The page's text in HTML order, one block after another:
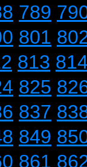
789
801
813
825
837
849
861